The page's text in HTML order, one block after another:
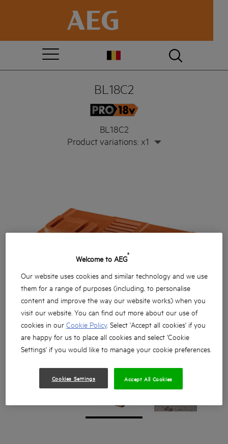
BL18C2
BL18C2
Product variations: x1
Welcome to AEG®
Our website uses cookies and similar technology and we use
them for a range of purposes (including, to personalise
content and improve the way our website works) when you
visit our website. You can find out more about our use of
cookies in ourCookie Policy. Select 'Accept all cookies' if you
are happy for us to place all cookies and select 'Cookie
Settings' if you would like to manage your cookie preferences.
Cookies Settings Accept All Cookies